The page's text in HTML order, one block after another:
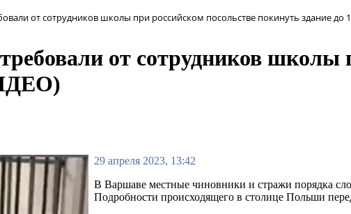
от сотрудников школы при российском посольстве покинуть здание до
от сотрудников школы
29 апреля 2023, 13:42
В Варшаве местные чиновники и стражи порядка
Подробности происходящего в столице Польши